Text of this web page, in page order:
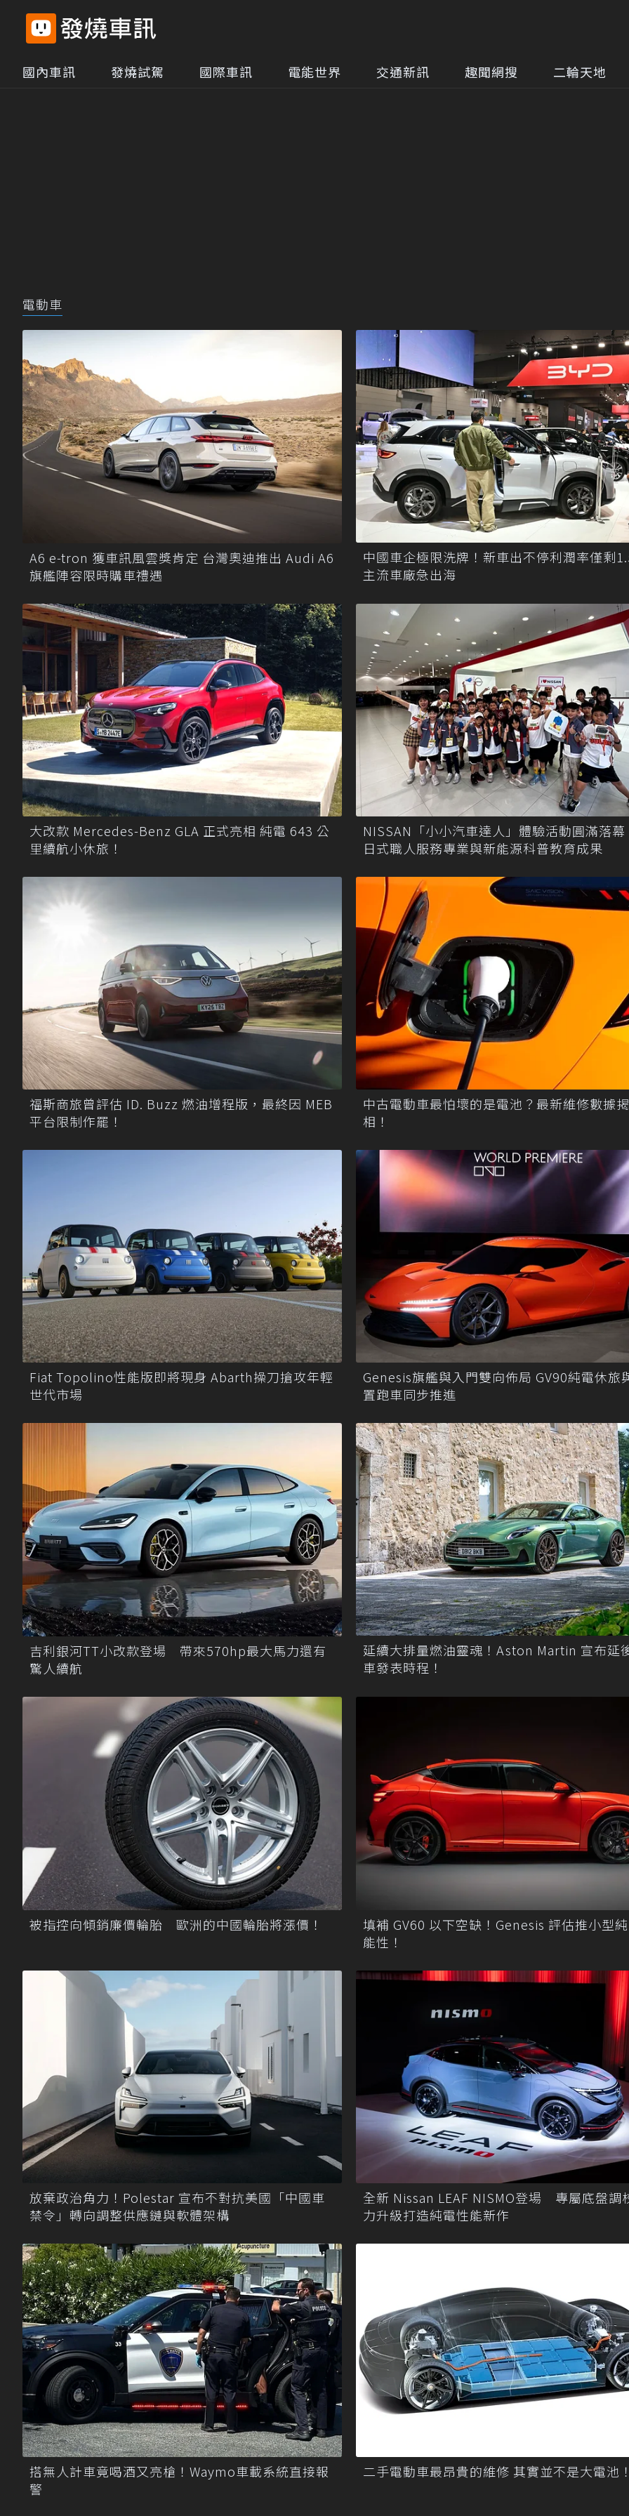
國內車訊 發燒試駕 國際車訊 電能世界 交通新訊 趣聞網搜 二輪天地
電動車
A6 e-tron 獲車訊風雲獎肯定 台灣奧迪推出 Audi A6
旗艦陣容限時購車禮遇
中國車企極限洗牌！新車出不停利潤率僅剩
主流車廠急出海
大改款 Mercedes-Benz GLA 正式亮相 純電 643 公
里續航小休旅！
NISSAN「小小汽車達人」體驗活動圓滿落
日式職人服務專業與新能源科普教育成果
福斯商旅曾評估 ID. Buzz 燃油增程版，最終因 MEB
平台限制作罷！
中古電動車最怕壞的是電池？最新維修數據
相！
Fiat Topolino性能版即將現身 Abarth操刀搶攻年輕
世代市場
Genesis旗艦與入門雙向佈局 GV90純電休旅
置跑車同步推進
吉利銀河TT小改款登場 帶來570hp最大馬力還有
驚人續航
延續大排量燃油靈魂！Aston Martin 宣布延
車發表時程！
被指控向傾銷廉價輪胎 歐洲的中國輪胎將漲價！
填補 GV60 以下空缺！Genesis 評估推小型
能性！
放棄政治角力！Polestar 宣布不對抗美國「中國車
禁令」轉向調整供應鏈與軟體架構
全新 Nissan LEAF NISMO登場 專屬底盤調
力升級打造純電性能新作
搭無人計車竟喝酒又亮槍！Waymo車載系統直接報
警
二手電動車最昂貴的維修 其實並不是大電池